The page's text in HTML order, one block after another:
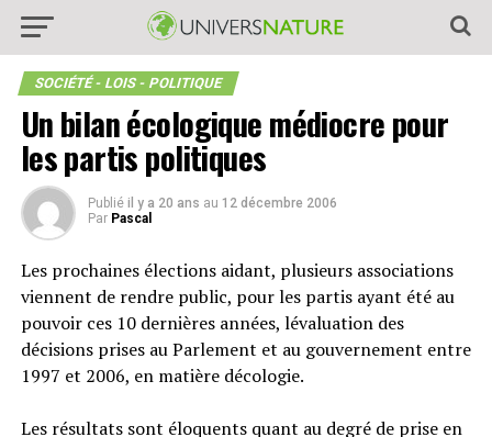
SOCIÉTÉ - LOIS - POLITIQUE
Un bilan écologique médiocre pour
les partis politiques
Publié il y a 20 ans au 12 décembre 2006
Par Pascal
Les prochaines élections aidant, plusieurs associations
viennent de rendre public, pour les partis ayant été au
pouvoir ces 10 dernières années, lévaluation des
décisions prises au Parlement et au gouvernement entre
1997 et 2006, en matière décologie.
Les résultats sont éloquents quant au degré de prise en